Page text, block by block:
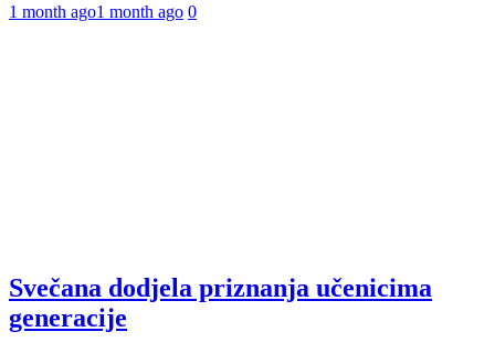
1 month ago1 month ago 0
Svečana dodjela priznanja učenicima
generacije